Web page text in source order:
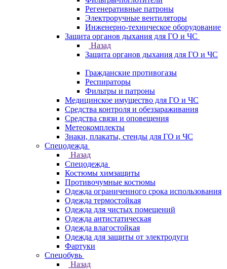
Регенеративные патроны
Электроручные вентиляторы
Инженерно-техническое оборудование
Защита органов дыхания для ГО и ЧС
Назад
Защита органов дыхания для ГО и ЧС
Гражданские противогазы
Респираторы
Фильтры и патроны
Медицинское имущество для ГО и ЧС
Средства контроля и обеззараживания
Средства связи и оповещения
Метеокомплекты
Знаки, плакаты, стенды для ГО и ЧС
Спецодежда
Назад
Спецодежда
Костюмы химзащиты
Противочумные костюмы
Одежда ограниченного срока использования
Одежда термостойкая
Одежда для чистых помещений
Одежда антистатическая
Одежда влагостойкая
Одежда для защиты от электродуги
Фартуки
Спецобувь
Назад